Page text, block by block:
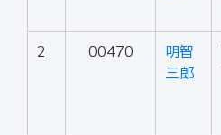
2 00470
明智
三郎